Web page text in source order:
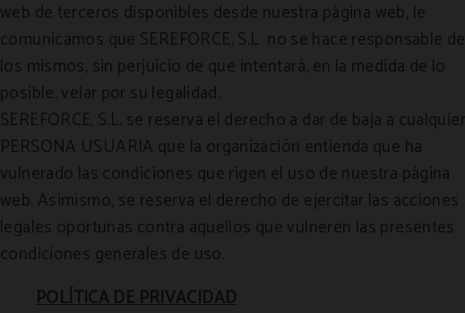
web de terceros disponibles desde nuestra página web, le
comunicamos que SEREFORCE, S.L no se hace responsable de
los mismos, sin perjuicio de que intentará, en la medida de lo
posible, velar por su legalidad.
SEREFORCE, S.L. se reserva el derecho a dar de baja a cualquier
PERSONA USUARIA que la organización entienda que ha
vulnerado las condiciones que rigen el uso de nuestra página
web. Asimismo, se reserva el derecho de ejercitar las acciones
legales oportunas contra aquellos que vulneren las presentes
condiciones generales de uso.
POLÍTICA DE PRIVACIDAD